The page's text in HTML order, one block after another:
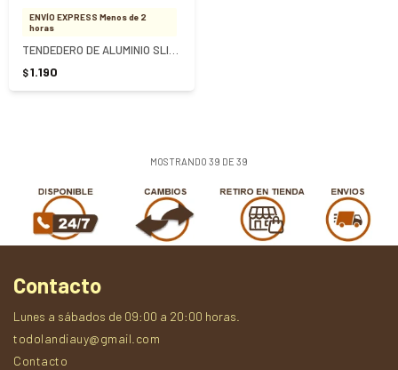
ENVÍO EXPRESS Menos de 2
horas
$1.190
MOSTRANDO 39 DE 39
Contacto
Lunes a sábados de 09:00 a 20:00 horas.
todolandiauy@gmail.com
Contacto